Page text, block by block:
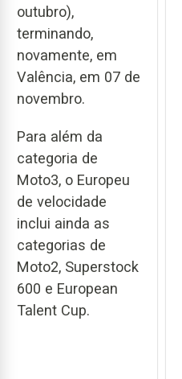
outubro),
terminando,
novamente, em
Valência, em 07 de
novembro.
Para além da
categoria de
Moto3, o Europeu
de velocidade
inclui ainda as
categorias de
Moto2, Superstock
600 e European
Talent Cup.